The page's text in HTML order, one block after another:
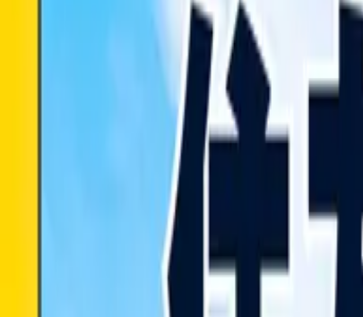
“実績ゼロ”でも通用する！部活動経
「実績ショボいし、別に全国も行ってない…」と部活
元部活勢必見の就活戦略をお伝えします！